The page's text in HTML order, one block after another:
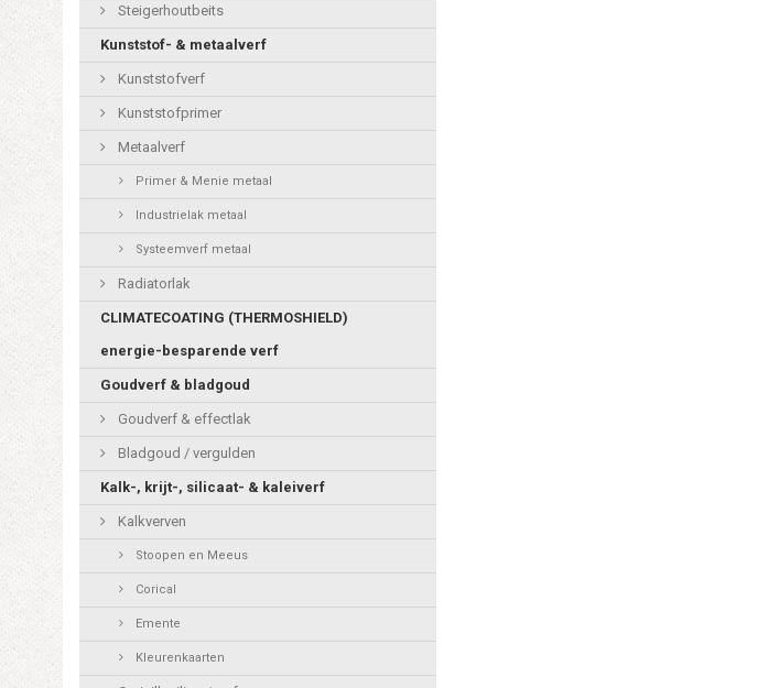
Steigerhoutbeits
Kunststof- & metaalverf
Kunststofverf
Kunststofprimer
Metaalverf
Primer & Menie metaal
Industrielak metaal
Systeemverf metaal
Radiatorlak
CLIMATECOATING (THERMOSHIELD)
energie-besparende verf
Goudverf & bladgoud
Goudverf & effectlak
Bladgoud / vergulden
Kalk-, krijt-, silicaat- & kaleiverf
Kalkverven
Stoopen en Meeus
Corical
Emente
Kleurenkaarten